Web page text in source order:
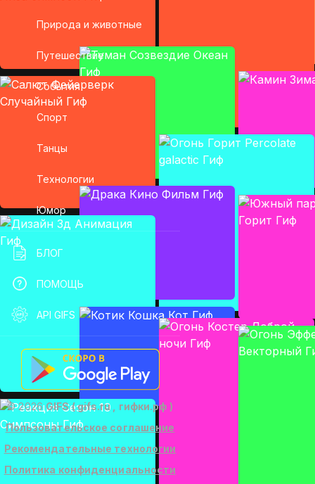
Природа и животные
Путешествие
События
Спорт
Танцы
Технологии
Юмор
БЛОГ
ПОМОЩЬ
API GIFS
© 2026GIFS ( gifs.ru , гифки.рф )
Пользовательское соглашение
Рекомендательные технологии
Политика конфиденциальности